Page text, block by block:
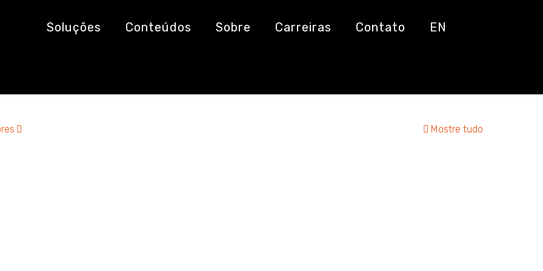
Soluções Conteúdos Sobre Carreiras Contato EN
Mostre tudo